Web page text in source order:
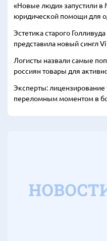
«Новые люди» запустили в
юридической помощи для
Эстетика старого
представила новый сингл
Логисты назвали самые
россиян товары для
Эксперты: лицензирование
переломным моментом в